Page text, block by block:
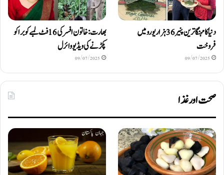
دنیا کا مہنگا ترین پنیر 36 ہزار یورو میں
فروخت
09/07/2025
بھارت: خاتون افسر کی 16 فٹ لمبے کوبرا کو
پکڑنے کی ویڈیو وائرل
09/07/2025
صحت اور غذا